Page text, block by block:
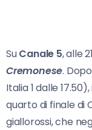
SuCanale 5, alle
Cremonese.
Italia 1 dalle
quarto di finale di
giallorossi, che